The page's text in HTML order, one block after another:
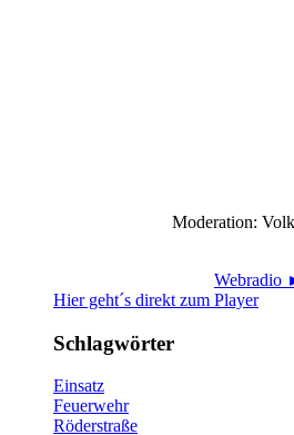
Moderation:
Webradio
Hier geht´s direkt zum Player
Schlagwörter
Einsatz
Feuerwehr
Röderstraße